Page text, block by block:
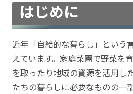
はじめに
近年「自給的な暮らし」という
えています。家庭菜園で野菜を
を取ったり地域の資源を活用し
たちの暮らしに必要なものの一